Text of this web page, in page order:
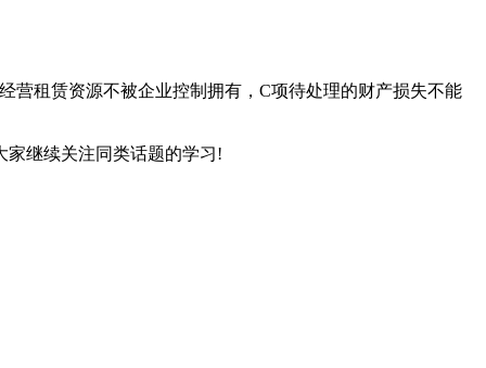
租赁资源不被企业控制拥有，C项待处理的财产损失不能
继续关注同类话题的学习!